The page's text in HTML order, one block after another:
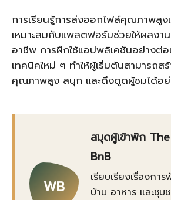
การเรียนรู้การส่งออกไฟล์คุณภาพสูง
เหมาะสมกับแพลตฟอร์มช่วยให้ผลงา
อาชีพ การฝึกใช้แอปพลิเคชันอย่างต่
เทคนิคใหม่ ๆ ทำให้ผู้เริ่มต้นสามารถส
คุณภาพสูง สนุก และดึงดูดผู้ชมได้อย่
WB
สมุดผู้เข้าพัก
BnB
เรียบเรียงเรื่องกา
บ้าน อาหาร และชุม